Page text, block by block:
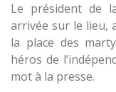
Le président de
arrivée sur le lieu,
la place des
héros de
mot à la presse.